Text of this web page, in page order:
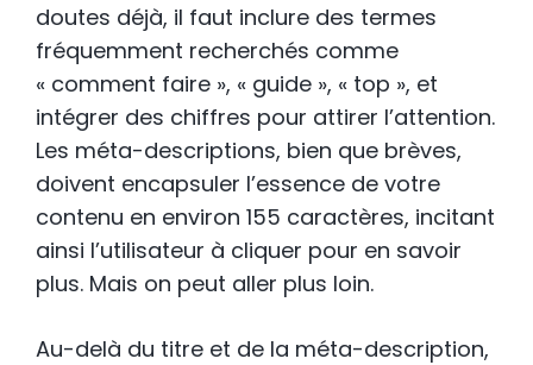
doutes déjà, il faut inclure des termes
fréquemment recherchés comme
« comment faire », « guide », « top », et
intégrer des chiffres pour attirer l’attention.
Les méta-descriptions, bien que brèves,
doivent encapsuler l’essence de votre
contenu en environ 155 caractères, incitant
ainsi l’utilisateur à cliquer pour en savoir
plus. Mais on peut aller plus loin.
Au-delà du titre et de la méta-description,